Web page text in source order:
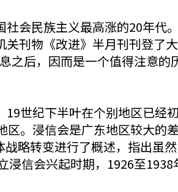
会民族主义最高涨的20年代
刊物《改进》半月刊刊登了
之后，因而是一个值得注意的
世纪下半叶在个别地区已经
。浸信会是广东地区较大的
略转变进行了概述，指出虽
浸信会兴起时期，1926至1938